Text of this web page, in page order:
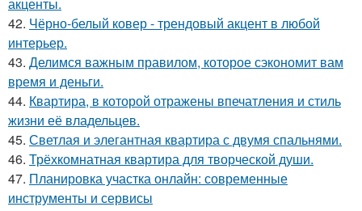
акценты.
42. Чёрно-белый ковер - трендовый акцент в любой
интерьер.
43. Делимся важным правилом, которое сэкономит вам
время и деньги.
44. Квартира, в которой отражены впечатления и стиль
жизни её владельцев.
45. Светлая и элегантная квартира с двумя спальнями.
46. Трёхкомнатная квартира для творческой души.
47. Планировка участка онлайн: современные
инструменты и сервисы